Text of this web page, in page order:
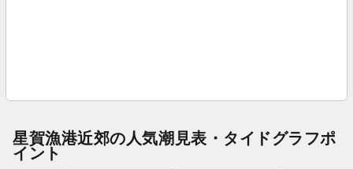
星賀漁港近郊の人気潮見表・タイドグラフポ
イント